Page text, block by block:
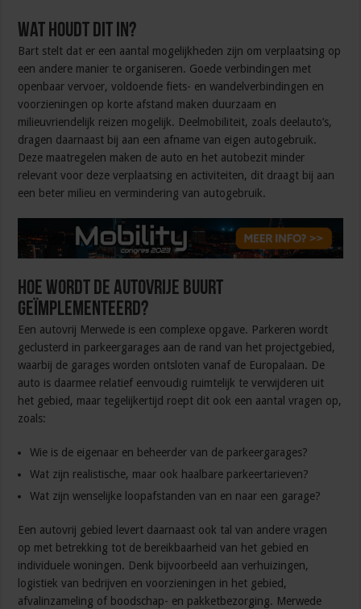
Wat houdt dit in?
Bart stelt dat er een aantal mogelijkheden zijn om verplaatsing op
een andere manier te organiseren. Goede verbindingen met
openbaar vervoer, voldoende fiets- en wandelverbindingen en
voorzieningen op korte afstand maken duurzaam en
milieuvriendelijk reizen mogelijk. Deelmobiliteit, zoals deelauto’s,
dragen daarnaast bij aan een afname van eigen autogebruik.
Deze maatregelen maken de auto en het autobezit minder
relevant voor deze verplaatsing en activiteiten, dit draagt bij aan
een beter milieu en vermindering van autogebruik.
Hoe wordt de autovrije buurt
geïmplementeerd?
Een autovrij Merwede is een complexe opgave. Parkeren wordt
geclusterd in parkeergarages aan de rand van het projectgebied,
waarbij de garages worden ontsloten vanaf de Europalaan. De
auto is daarmee relatief eenvoudig ruimtelijk te verwijderen uit
het gebied, maar tegelijkertijd roept dit ook een aantal vragen op,
zoals:
Wie is de eigenaar en beheerder van de parkeergarages?
Wat zijn realistische, maar ook haalbare parkeertarieven?
Wat zijn wenselijke loopafstanden van en naar een garage?
Een autovrij gebied levert daarnaast ook tal van andere vragen
op met betrekking tot de bereikbaarheid van het gebied en
individuele woningen. Denk bijvoorbeeld aan verhuizingen,
logistiek van bedrijven en voorzieningen in het gebied,
afvalinzameling of boodschap- en pakketbezorging. Merwede